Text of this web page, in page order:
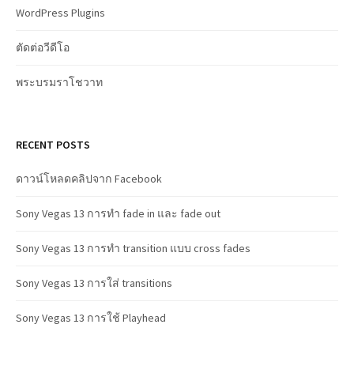
WordPress Plugins
ตัดต่อวีดีโอ
พระบรมราโชวาท
RECENT POSTS
ดาวน์โหลดคลิปจาก Facebook
Sony Vegas 13 การทำ fade in และ fade out
Sony Vegas 13 การทำ transition แบบ cross fades
Sony Vegas 13 การใส่ transitions
Sony Vegas 13 การใช้ Playhead